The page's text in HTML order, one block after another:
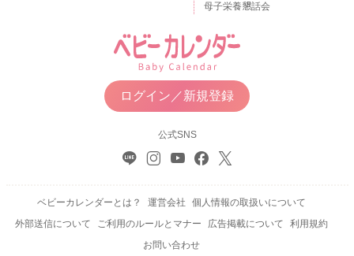
母子栄養懇話会
ログイン／新規登録
公式SNS
ベビーカレンダーとは？ 運営会社
個人情報の取扱いについて
外部送信について
ご利用のルールとマナー 広告掲載について
利用規約
お問い合わせ